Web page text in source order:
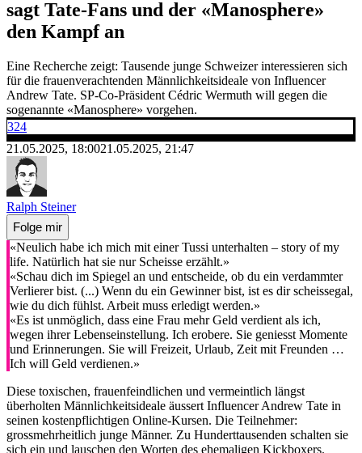
sagt Tate-Fans und der «Manosphere»
den Kampf an
Eine Recherche zeigt: Tausende junge Schweizer interessieren sich
für die frauenverachtenden Männlichkeitsideale von Influencer
Andrew Tate. SP-Co-Präsident Cédric Wermuth will gegen die
sogenannte «Manosphere» vorgehen.
324
21.05.2025, 18:0021.05.2025, 21:47
Ralph Steiner
Folge mir
«Neulich habe ich mich mit einer Tussi unterhalten – story of my
life. Natürlich hat sie nur Scheisse erzählt.»
«Schau dich im Spiegel an und entscheide, ob du ein verdammter
Verlierer bist. (...) Wenn du ein Gewinner bist, ist es dir scheissegal,
wie du dich fühlst. Arbeit muss erledigt werden.»
«Es ist unmöglich, dass eine Frau mehr Geld verdient als ich,
wegen ihrer Lebenseinstellung. Ich erobere. Sie geniesst Momente
und Erinnerungen. Sie will Freizeit, Urlaub, Zeit mit Freunden …
Ich will Geld verdienen.»
Diese toxischen, frauenfeindlichen und vermeintlich längst
überholten Männlichkeitsideale äussert Influencer Andrew Tate in
seinen kostenpflichtigen Online-Kursen. Die Teilnehmer:
grossmehrheitlich junge Männer. Zu Hunderttausenden schalten sie
sich ein und lauschen den Worten des ehemaligen Kickboxers.